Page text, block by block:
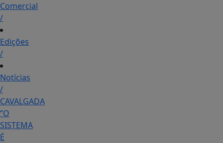
Comercial
/
Edições
/
Notícias
/
CAVALGADA
“O
SISTEMA
É